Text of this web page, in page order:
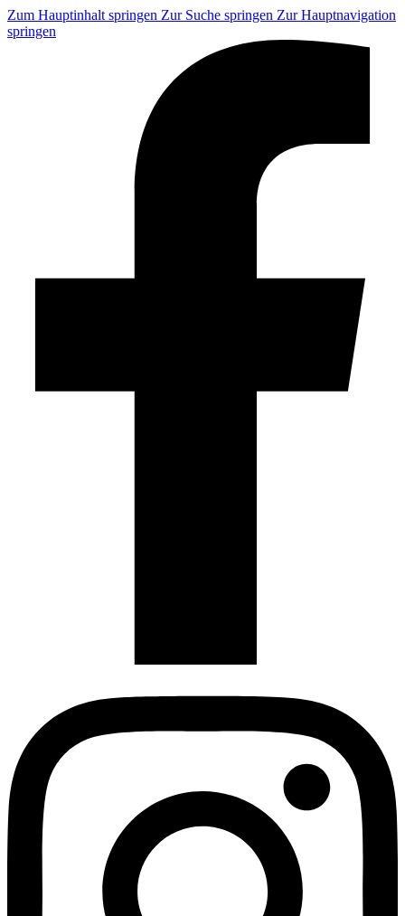
Zum Hauptinhalt springen Zur Suche springen Zur Hauptnavigation
springen